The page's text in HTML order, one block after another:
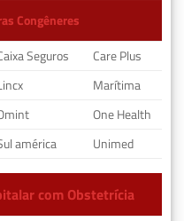
Congêneres
Seguros
Care Plus
Marítima
One Health
américa Unimed
com Obstetrícia